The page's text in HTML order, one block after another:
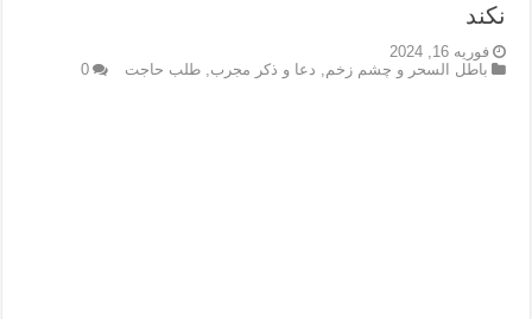
دعای رفع فقر و طلب رزق و روزی – آیه‌ جلب ثروت و برکت مال
لا حول ولا قوة الا بالله برای چشم زخم – دعای چشم زخم ماشاالله
نکند
فوریه 16, 2024
باطل السحر و چشم زخم
دعا و ذکر مجرب ,طلب حاجت 0